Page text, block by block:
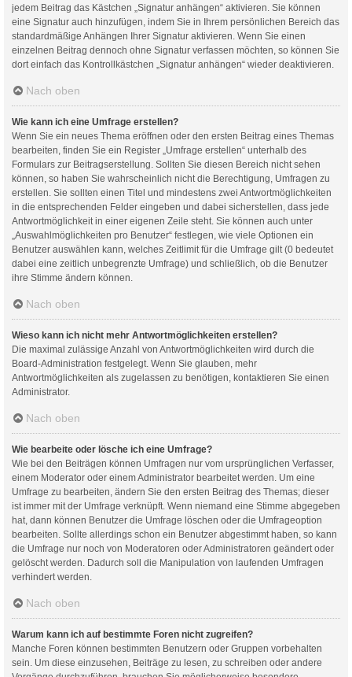
jedem Beitrag das Kästchen „Signatur anhängen“ aktivieren. Sie können
eine Signatur auch hinzufügen, indem Sie in Ihrem persönlichen Bereich das
standardmäßige Anhängen Ihrer Signatur aktivieren. Wenn Sie einen
einzelnen Beitrag dennoch ohne Signatur verfassen möchten, so können Sie
dort einfach das Kontrollkästchen „Signatur anhängen“ wieder deaktivieren.
Nach oben
Wie kann ich eine Umfrage erstellen?
Wenn Sie ein neues Thema eröffnen oder den ersten Beitrag eines Themas
bearbeiten, finden Sie ein Register „Umfrage erstellen“ unterhalb des
Formulars zur Beitragserstellung. Sollten Sie diesen Bereich nicht sehen
können, so haben Sie wahrscheinlich nicht die Berechtigung, Umfragen zu
erstellen. Sie sollten einen Titel und mindestens zwei Antwortmöglichkeiten
in die entsprechenden Felder eingeben und dabei sicherstellen, dass jede
Antwortmöglichkeit in einer eigenen Zeile steht. Sie können auch unter
„Auswahlmöglichkeiten pro Benutzer“ festlegen, wie viele Optionen ein
Benutzer auswählen kann, welches Zeitlimit für die Umfrage gilt (0 bedeutet
dabei eine zeitlich unbegrenzte Umfrage) und schließlich, ob die Benutzer
ihre Stimme ändern können.
Nach oben
Wieso kann ich nicht mehr Antwortmöglichkeiten erstellen?
Die maximal zulässige Anzahl von Antwortmöglichkeiten wird durch die
Board-Administration festgelegt. Wenn Sie glauben, mehr
Antwortmöglichkeiten als zugelassen zu benötigen, kontaktieren Sie einen
Administrator.
Nach oben
Wie bearbeite oder lösche ich eine Umfrage?
Wie bei den Beiträgen können Umfragen nur vom ursprünglichen Verfasser,
einem Moderator oder einem Administrator bearbeitet werden. Um eine
Umfrage zu bearbeiten, ändern Sie den ersten Beitrag des Themas; dieser
ist immer mit der Umfrage verknüpft. Wenn niemand eine Stimme abgegeben
hat, dann können Benutzer die Umfrage löschen oder die Umfrageoption
bearbeiten. Sollte allerdings schon ein Benutzer abgestimmt haben, so kann
die Umfrage nur noch von Moderatoren oder Administratoren geändert oder
gelöscht werden. Dadurch soll die Manipulation von laufenden Umfragen
verhindert werden.
Nach oben
Warum kann ich auf bestimmte Foren nicht zugreifen?
Manche Foren können bestimmten Benutzern oder Gruppen vorbehalten
sein. Um diese einzusehen, Beiträge zu lesen, zu schreiben oder andere